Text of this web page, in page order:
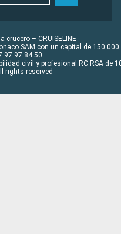
crucero – CRUISELINE
SAM con un capital de 150 000
97 97 84 50
civil y profesional RC RSA de
rights reserved